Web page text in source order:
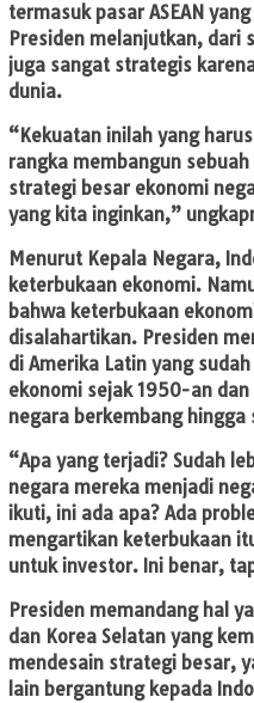
termasuk pasar ASEAN
Presiden melanjutkan, dari
juga sangat strategis
dunia.
“Kekuatan inilah yang
rangka membangun
strategi besar ekonomi
yang kita inginkan,”
Menurut Kepala Negara,
keterbukaan ekonomi.
bahwa keterbukaan
disalahartikan. Presiden
di Amerika Latin yang
ekonomi sejak 1950-an
negara berkembang hingga
“Apa yang terjadi? Sudah
negara mereka menjadi
ikuti, ini ada apa? Ada
mengartikan keterbukaan
untuk investor. Ini benar,
Presiden memandang hal
dan Korea Selatan yang
mendesain strategi besar,
lain bergantung kepada